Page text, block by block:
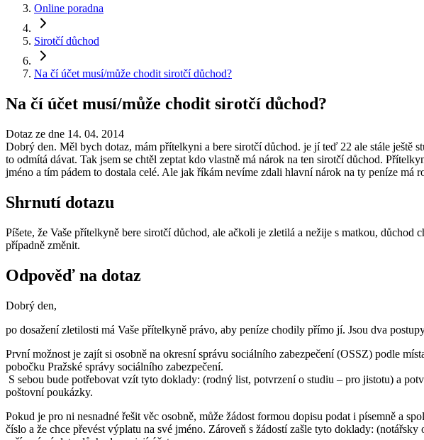
Online poradna
Sirotčí důchod
Na čí účet musí/může chodit sirotčí důchod?
Na čí účet musí/může chodit sirotčí důchod?
Dotaz ze dne 14. 04. 2014
Dobrý den. Měl bych dotaz, mám přítelkyni a bere sirotčí důchod. je jí teď 22 ale stále ještě
to odmítá dávat. Tak jsem se chtěl zeptat kdo vlastně má nárok na ten sirotčí důchod.
jméno a tím pádem to dostala celé. Ale jak říkám nevíme zdali hlavní nárok na ty peníze má
Shrnutí dotazu
Píšete, že Vaše přítelkyně bere sirotčí důchod, ale ačkoli je zletilá a nežije s matkou,
případně změnit.
Odpověď na dotaz
Dobrý den,
po dosažení zletilosti má Vaše přítelkyně právo, aby peníze chodily přímo jí. Jsou dva
První možnost je zajít si osobně na okresní správu sociálního zabezpečení (OSSZ) podle
pobočku Pražské správy sociálního zabezpečení.
S sebou bude potřebovat vzít tyto doklady: (rodný list, potvrzení o studiu – pro jistotu) a
poštovní poukázky.
Pokud je pro ni nesnadné řešit věc osobně, může žádost formou dopisu podat i písemně a
číslo a že chce převést výplatu na své jméno. Zároveň s žádostí zašle tyto doklady: